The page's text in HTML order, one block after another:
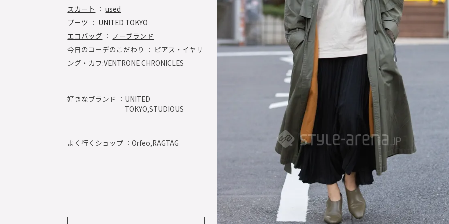
スカート ：used
ブーツ ： UNITED TOKYO
エコバッグ ： ノーブランド
今日のコーデのこだわり ： ピアス・イヤリ
ング・カフ:VENTRONE CHRONICLES
好きなブランド ： UNITED
TOKYO,STUDIOUS
よく行くショップ ：Orfeo,RAGTAG